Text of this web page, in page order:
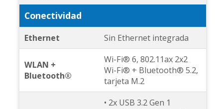
Conectividad
Ethernet Sin Ethernet integrada
WLAN +
Bluetooth®
Wi-Fi® 6, 802.11ax 2x2
Wi-Fi® + Bluetooth® 5.2,
tarjeta M.2
• 2x USB 3.2 Gen 1